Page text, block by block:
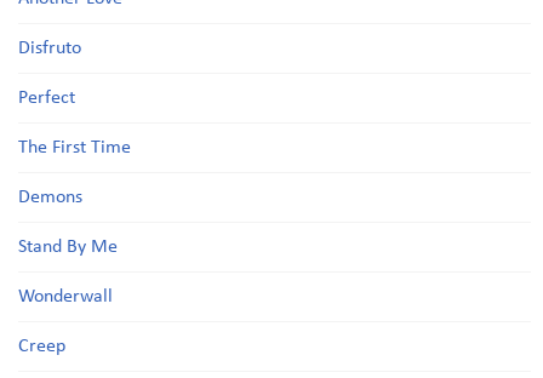
Disfruto
Perfect
The First Time
Demons
Stand By Me
Wonderwall
Creep